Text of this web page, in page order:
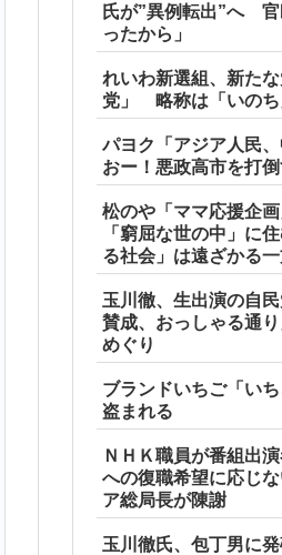
氏が”異例転出”へ
ったから」
れいわ新選組、新た
党」 略称は「いのち
パヨク「アジア人民
おー！悪政高市を打倒
松のや「ママ応援企
「窮屈な世の中」に
る社会」は遠ざかる
玉川徹、生出演の自
賛成、おっしゃる通
めぐり
ブランドいちご「い
盗まれる
ＮＨＫ職員が番組出
への復職希望に応じ
ア総局長が陳謝
玉川徹氏、包丁男に